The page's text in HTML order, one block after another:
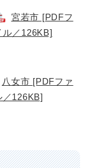
宮若市 [PDFフ
／126KB]
八女市 [PDFファ
126KB]